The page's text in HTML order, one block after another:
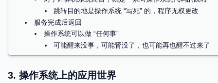
退出程序
程序自己是不能 “停下来” 的
指令集里没有一条关闭计算机的指令，那么操作
3. 操作系统上的应用世界